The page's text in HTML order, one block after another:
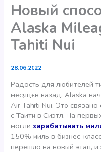
Новый
Alaska
Tahiti Nui
28.06.2022
Радость для любителей
месяцев назад, Alaska
Air Tahiti Nui. Это связано
с Таити в Сиэтл. На
моглизарабатывать
150% миль в бизнес-
перешло на новый этап, и